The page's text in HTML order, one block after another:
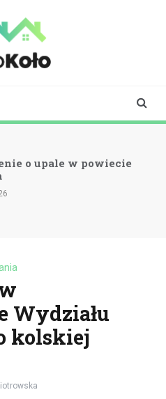
o upale w powiecie
Wydziału
kolskiej